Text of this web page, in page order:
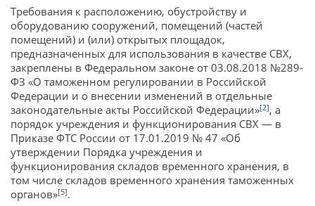
Требования к расположению, обустройству и
оборудованию сооружений, помещений (частей
помещений) и (или) открытых площадок,
предназначенных для использования в качестве СВХ,
закреплены в Федеральном законе от 03.08.2018 №289-
ФЗ «О таможенном регулировании в Российской
Федерации и о внесении изменений в отдельные
законодательные акты Российской Федерации»[2], а
порядок учреждения и функционирования СВХ — в
Приказе ФТС России от 17.01.2019 № 47 «Об
утверждении Порядка учреждения и
функционирования складов временного хранения, в
том числе складов временного хранения таможенных
органов»[5].